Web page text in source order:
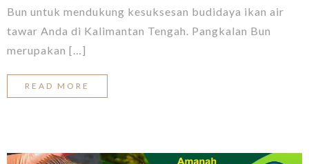
Bun untuk mendukung kesuksesan budidaya ikan air
tawar Anda di Kalimantan Tengah. Pangkalan Bun
merupakan […]
READ MORE